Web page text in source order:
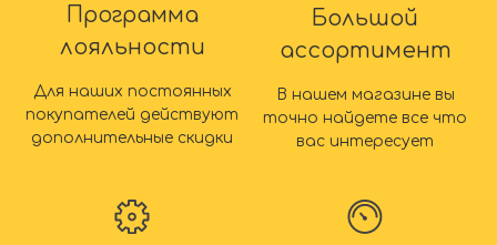
Программа
лояльности
Для наших постоянных
покупателей действуют
дополнительные скидки
Большой
ассортимент
В нашем магазине вы
точно найдете все что
вас интересует